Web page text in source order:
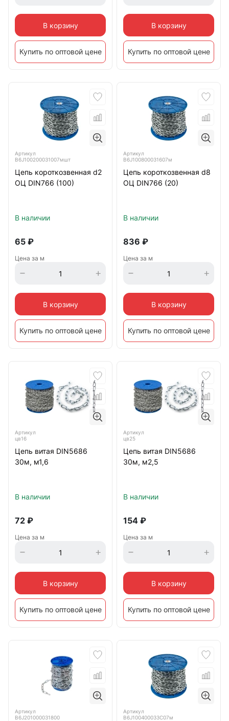
В корзину
Купить по оптовой цене
В корзину
Купить по оптовой цене
Артикул
B6J100200031007мшт
Цепь короткозвенная d2
ОЦ DIN766 (100)
В наличии
65 ₽
Цена за м
В корзину
Купить по оптовой цене
Артикул
B6J100800031607м
Цепь короткозвенная d8
ОЦ DIN766 (20)
В наличии
836 ₽
Цена за м
В корзину
Купить по оптовой цене
Артикул
цв16
Цепь витая DIN5686
30м, м1,6
В наличии
72 ₽
Цена за м
В корзину
Купить по оптовой цене
Артикул
цв25
Цепь витая DIN5686
30м, м2,5
В наличии
154 ₽
Цена за м
В корзину
Купить по оптовой цене
Артикул
B6J201000031800
Артикул
B6J100400033С07м